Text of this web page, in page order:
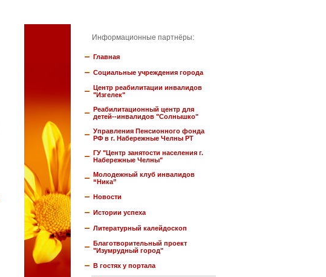
Информационные партнёры:
Главная
Социальные учреждения города
Центр реабилитации инвалидов
"Изгелек"
Реабилитационный центр для
детей--инвалидов "Солнышко"
Управления Пенсионного фонда
РФ в г. Набережные Челны РТ
ГУ "Центр занятости населения г.
Набережные Челны"
Молодежный клуб инвалидов
“Ника”
Новости
Истории успеха
Литературный калейдоскоп
Благотворительный проект
"Изумрудный город"
В гостях у портала